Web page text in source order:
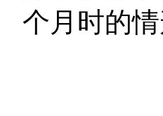
个月时的